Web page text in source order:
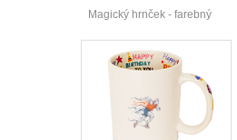
Magický hrnček - farebný